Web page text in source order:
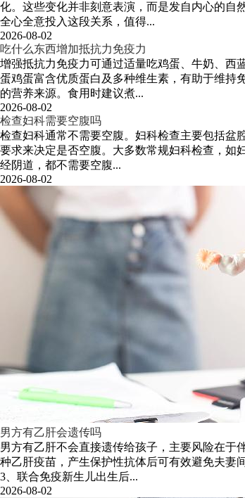
化。这些变化并非刻意表演，而是发自内心的自
全心全意投入这段关系，值得...
2026-08-02
吃什么东西增加抵抗力免疫力
增强抵抗力免疫力可通过适量吃鸡蛋、牛奶、西
蛋鸡蛋富含优质蛋白及多种维生素，有助于维持
的营养来源。食用时建议煮...
2026-08-02
检查妇科需要空腹吗
检查妇科通常不需要空腹。妇科检查主要包括盆
要求来决定是否空腹。大多数常规妇科检查，如
经阴道，都不需要空腹...
2026-08-02
男方有乙肝会遗传吗
男方有乙肝不会直接遗传给孩子，主要风险在于
种乙肝疫苗，产生保护性抗体后可有效避免夫妻
3、联合免疫新生儿出生后...
2026-08-02